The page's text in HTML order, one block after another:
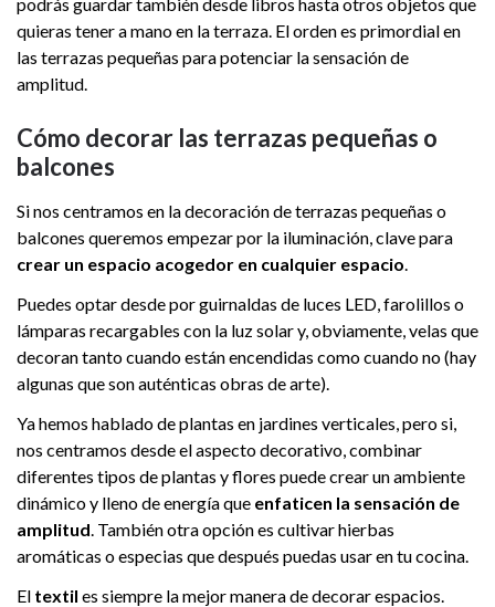
quieras tener a mano en la terraza. El orden es primordial en
las terrazas pequeñas para potenciar la sensación de
amplitud.
Cómo decorar las terrazas pequeñas o
balcones
Si nos centramos en la decoración de terrazas pequeñas o
balcones queremos empezar por la iluminación, clave para
crear un espacio acogedor en cualquier espacio.
Puedes optar desde por guirnaldas de luces LED, farolillos o
lámparas recargables con la luz solar y, obviamente, velas que
decoran tanto cuando están encendidas como cuando no (hay
algunas que son auténticas obras de arte).
Ya hemos hablado de plantas en jardines verticales, pero si,
nos centramos desde el aspecto decorativo, combinar
diferentes tipos de plantas y flores puede crear un ambiente
dinámico y lleno de energía que enfaticen la sensación de
amplitud. También otra opción es cultivar hierbas
aromáticas o especias que después puedas usar en tu cocina.
El textil es siempre la mejor manera de decorar espacios.